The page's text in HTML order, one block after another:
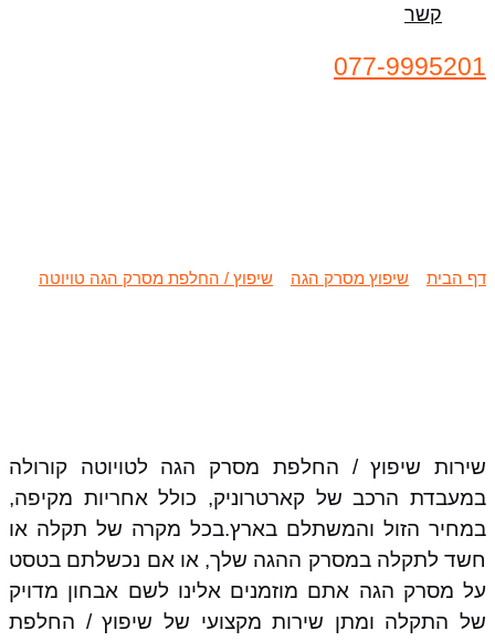
קשר
077-9995201
דף הבית שיפוץ מסרק הגה שיפוץ / החלפת מסרק הגה טויוטה
שירות שיפוץ / החלפת מסרק הגה לטויוטה קורולה
במעבדת הרכב של קארטרוניק, כולל אחריות מקיפה,
במחיר הזול והמשתלם בארץ.בכל מקרה של תקלה או
חשד לתקלה במסרק ההגה שלך, או אם נכשלתם בטסט
על מסרק הגה אתם מוזמנים אלינו לשם אבחון מדויק
של התקלה ומתן שירות מקצועי של שיפוץ / החלפת